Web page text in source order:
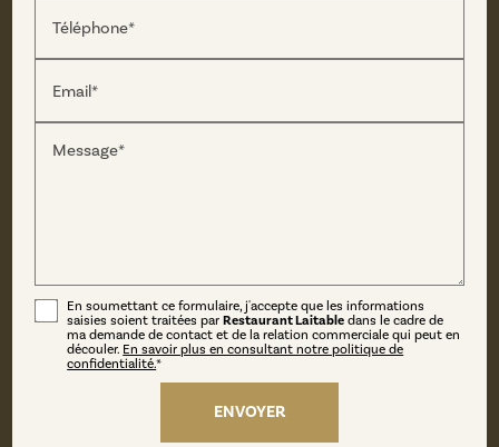
Téléphone*
Email*
Message*
En soumettant ce formulaire, j'accepte que les informations
saisies soient traitées parRestaurant Laitable dans le cadre de
ma demande de contact et de la relation commerciale qui peut en
découler. En savoir plus en consultant notre politique de
confidentialité.*